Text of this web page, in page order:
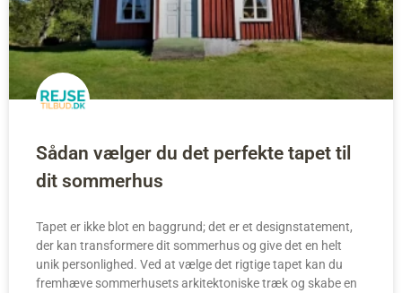
Sådan vælger du det perfekte tapet til
dit sommerhus
Tapet er ikke blot en baggrund; det er et designstatement,
der kan transformere dit sommerhus og give det en helt
unik personlighed. Ved at vælge det rigtige tapet kan du
fremhæve sommerhusets arkitektoniske træk og skabe en